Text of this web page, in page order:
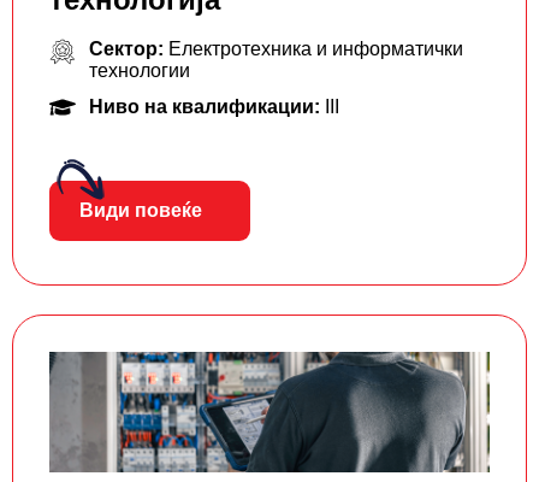
Сектор: Електротехника и информатички
технологии
Ниво на квалификации:
Види повеќе